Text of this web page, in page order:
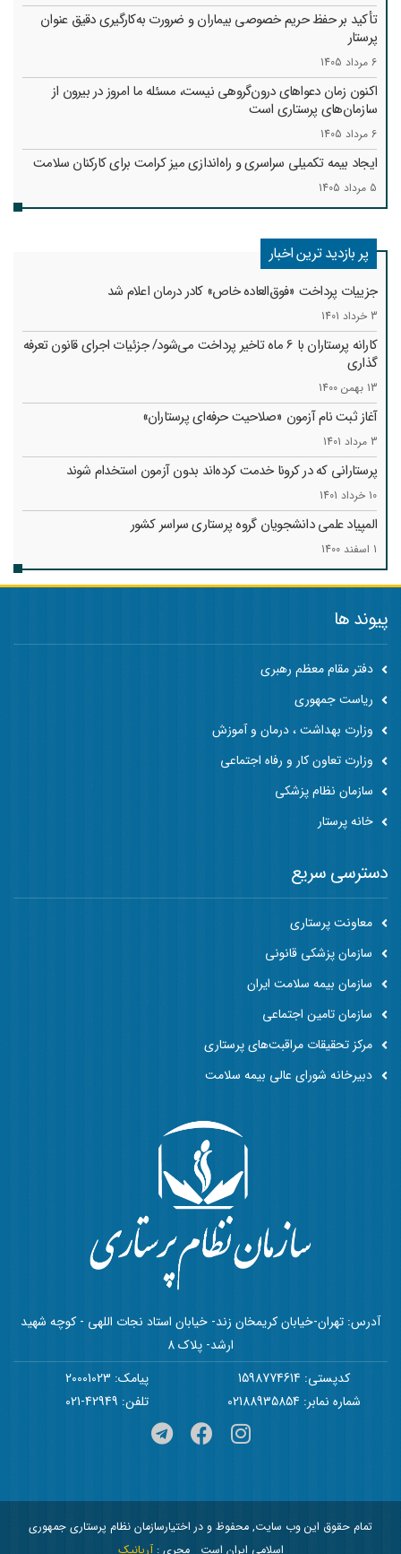
تأکید بر حفظ حریم خصوصی بیماران و ضرورت به‌کارگیری دقیق عنوان
پرستار
6 مرداد 1405
اکنون زمان دعواهای درون‌گروهی نیست، مسئله ما امروز در بیرون از
سازمان‌های پرستاری است
6 مرداد 1405
ایجاد بیمه تکمیلی سراسری و راه‌اندازی میز کرامت برای کارکنان سلامت
5 مرداد 1405
پر بازدید ترین اخبار
جزییات پرداخت «فوق‌العاده خاص» کادر درمان اعلام شد
3 خرداد 1401
کارانه‌ پرستاران با 6 ماه تاخیر پرداخت می‌شود/ جزئیات اجرای قانون تعرفه
گذاری
13 بهمن 1400
آغاز ثبت نام آزمون «صلاحیت حرفه‌ای پرستاران»
3 مرداد 1401
پرستارانی که در کرونا خدمت کرد‌ه‌اند بدون آزمون استخدام شوند
10 خرداد 1401
المپیاد علمی دانشجویان گروه پرستاری سراسر کشور
1 اسفند 1400
پیوند ها
دفتر مقام معظم رهبری
ریاست جمهوری
وزارت بهداشت ، درمان و آموزش
وزارت تعاون کار و رفاه اجتماعی
سازمان نظام پزشکی
خانه پرستار
آدرس: تهران-خیابان کریمخان زند- خیابان استاد نجات اللهی - کوچه شهید
ارشد- پلاک 8
کدپستی: 1598774614
پیامک: 20001023
شماره نمابر: 02188935854
تلفن: 42949-021
دسترسی سریع
معاونت پرستاری
سازمان پزشکی قانونی
سازمان بیمه سلامت ایران
سازمان تامین اجتماعی
مرکز تحقیقات مراقبت‌های پرستاری
دبیرخانه شورای عالی بیمه سلامت
تمام حقوق این وب سایت, محفوظ و در اختیارسازمان نظام پرستاری جمهوری